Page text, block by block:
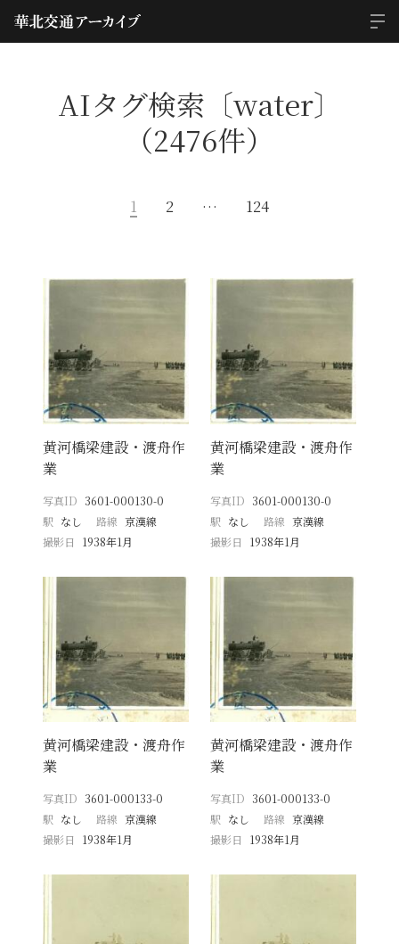
AIタグ検索〔water〕
（2476件）
1 2 … 124
黄河橋梁建設・渡舟作
業
写真ID 3601-000130-0
駅 なし 路線 京漢線
撮影日
1938年1月
黄河橋梁建設・渡舟作
業
写真ID 3601-000130-0
駅 なし 路線 京漢線
撮影日
1938年1月
黄河橋梁建設・渡舟作
業
写真ID 3601-000133-0
駅 なし 路線 京漢線
撮影日
1938年1月
黄河橋梁建設・渡舟作
業
写真ID 3601-000133-0
駅 なし 路線 京漢線
撮影日
1938年1月